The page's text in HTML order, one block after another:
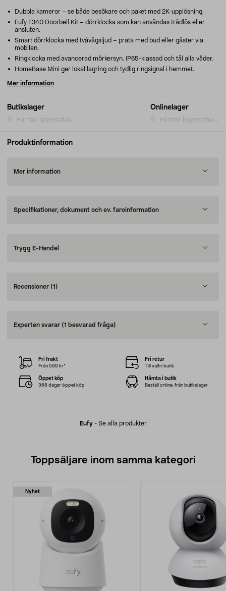
Butikslager
Hämtar lagerstatus...
Onlinelager
Hämtar lagerstatus...
Dubbla kameror – se både besökare och paket med 2K-upplösning.
Eufy E340 Doorbell Kit – dörrklocka som kan användas trådlös eller
ansluten.
Smart dörrklocka med tvåvägsljud – prata med bud eller gäster via
mobilen.
Ringklocka med avancerad mörkersyn. IP65-klassad och tål alla väder.
HomeBase Mini ger lokal lagring och tydlig ringsignal i hemmet.
Mer information
Produktinformation
Mer information
Specifikationer, dokument och ev. faroinformation
Trygg E-Handel
Recensioner (1)
Experten svarar (1 besvarad fråga)
Eufy- Se alla produkter
Fri frakt
Från 599 kr*
Fri retur
Till valfri butik
Öppet köp
365 dagar öppet köp
Hämta i butik
Beställ online, från butikslager
Toppsäljare inom samma kategori
Nyhet